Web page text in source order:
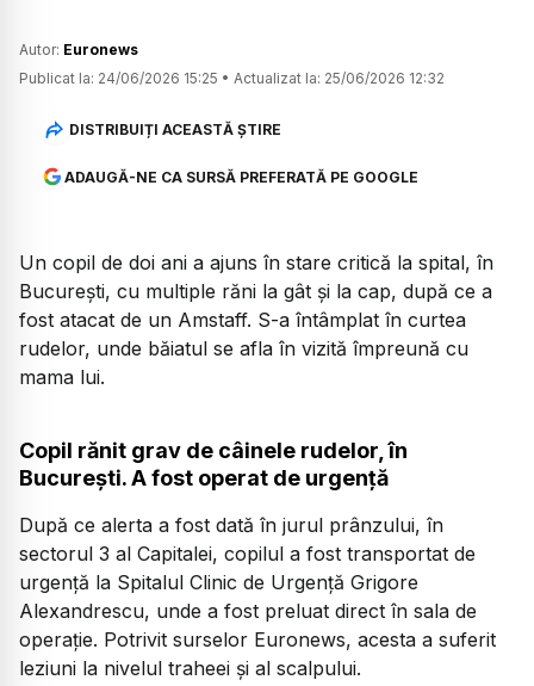
Autor: Euronews
Publicat la: 24/06/2026 15:25 • Actualizat la: 25/06/2026 12:32
DISTRIBUIȚI ACEASTĂ ȘTIRE
ADAUGĂ-NE CA SURSĂ PREFERATĂ PE GOOGLE
Un copil de doi ani a ajuns în stare critică la spital, în
București, cu multiple răni la gât și la cap, după ce a
fost atacat de un Amstaff. S-a întâmplat în curtea
rudelor, unde băiatul se afla în vizită împreună cu
mama lui.
Copil rănit grav de câinele rudelor, în
București. A fost operat de urgență
După ce alerta a fost dată în jurul prânzului, în
sectorul 3 al Capitalei, copilul a fost transportat de
urgență la Spitalul Clinic de Urgență Grigore
Alexandrescu, unde a fost preluat direct în sala de
operație. Potrivit surselor Euronews, acesta a suferit
leziuni la nivelul traheei și al scalpului.